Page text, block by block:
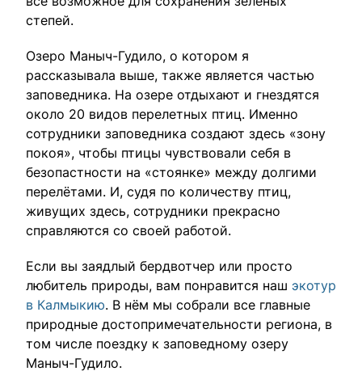
степей.
Озеро Маныч-Гудило, о котором я
рассказывала выше, также является частью
заповедника. На озере отдыхают и гнездятся
около 20 видов перелетных птиц. Именно
сотрудники заповедника создают здесь «зону
покоя», чтобы птицы чувствовали себя в
безопастности на «стоянке» между долгими
перелётами. И, судя по количеству птиц,
живущих здесь, сотрудники прекрасно
справляются со своей работой.
Если вы заядлый бердвотчер или просто
любитель природы, вам понравится наш экотур
в Калмыкию. В нём мы собрали все главные
природные достопримечательности региона, в
том числе поездку к заповедному озеру
Маныч-Гудило.